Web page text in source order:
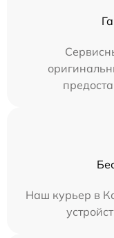
Наш курьер в